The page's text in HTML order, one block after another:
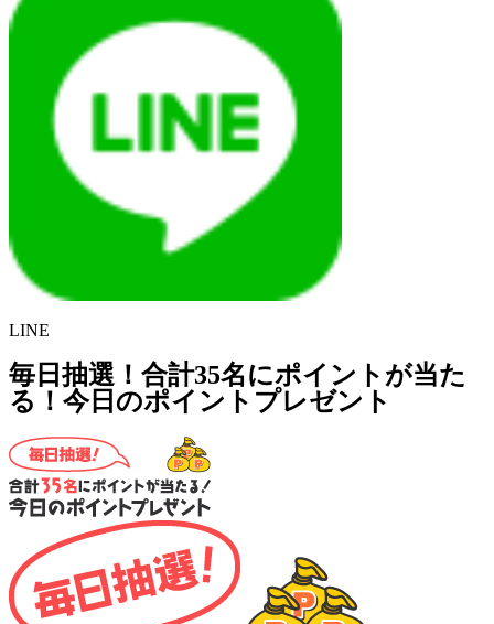
LINE
毎日抽選！合計35名にポイントが当た
る！今日のポイントプレゼント